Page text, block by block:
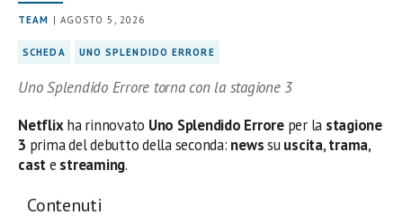
TEAM | AGOSTO 5, 2026
SCHEDA UNO SPLENDIDO ERRORE
Uno Splendido Errore torna con la stagione 3
Netflixha rinnovato Uno Splendido Erroreper la stagione
3 prima del debutto della seconda: newssuuscita,trama,
caste streaming.
Contenuti